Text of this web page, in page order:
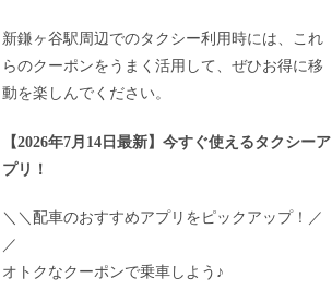
新鎌ヶ谷駅周辺でのタクシー利用時には、これ
らのクーポンをうまく活用して、ぜひお得に移
動を楽しんでください。
【2026年7月14日最新 】今すぐ使えるタクシーア
プリ！
＼＼配車のおすすめアプリをピックアップ！／
／
オトクなクーポンで乗車しよう♪